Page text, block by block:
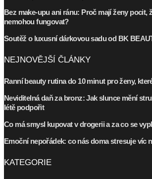
Bez make-upu ani ránu: Proč mají ženy pocit,
nemohou fungovat?
Soutěž o luxusní dárkovou sadu od BK
NEJNOVĚJŠÍ ČLÁNKY
Ranní beauty rutina do 10 minut pro ženy,
Neviditelná daň za bronz: Jak slunce mění
létě podpořit
Co má smysl kupovat v drogerii a za co se
Emoční nepořádek: co nás doma stresuje víc
KATEGORIE